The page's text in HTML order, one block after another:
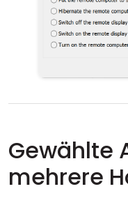
Gewählte
mehrere